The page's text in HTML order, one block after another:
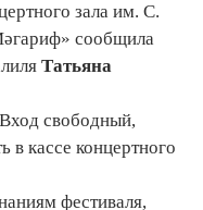
зала им. С.
сообщила
Татьяна
свободный,
в кассе концертного
фестиваля,